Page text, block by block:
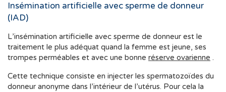
Insémination artificielle avec sperme de donneur
(IAD)
L’insémination artificielle avec sperme de donneur est le
traitement le plus adéquat quand la femme est jeune, ses
trompes perméables et avec une bonne réserve ovarienne .
Cette technique consiste en injecter les spermatozoïdes du
donneur anonyme dans l’intérieur de l’utérus. Pour cela la